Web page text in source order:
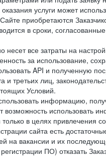
оказания услуги может
приобретаются
в сроки,
несет все затраты на
за использование,
API и
и третьих лиц,
Условий.
информацию,
возможность использовать
в целях привлечения
сайта есть
на вакансии и их
ПО) отказать